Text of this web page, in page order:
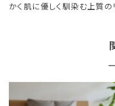
かく肌に優しく馴染む上質の